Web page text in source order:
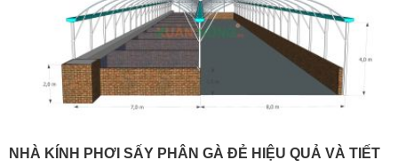
NHÀ KÍNH PHƠI SẤY PHÂN GÀ ĐẺ HIỆU QUẢ VÀ TIẾT